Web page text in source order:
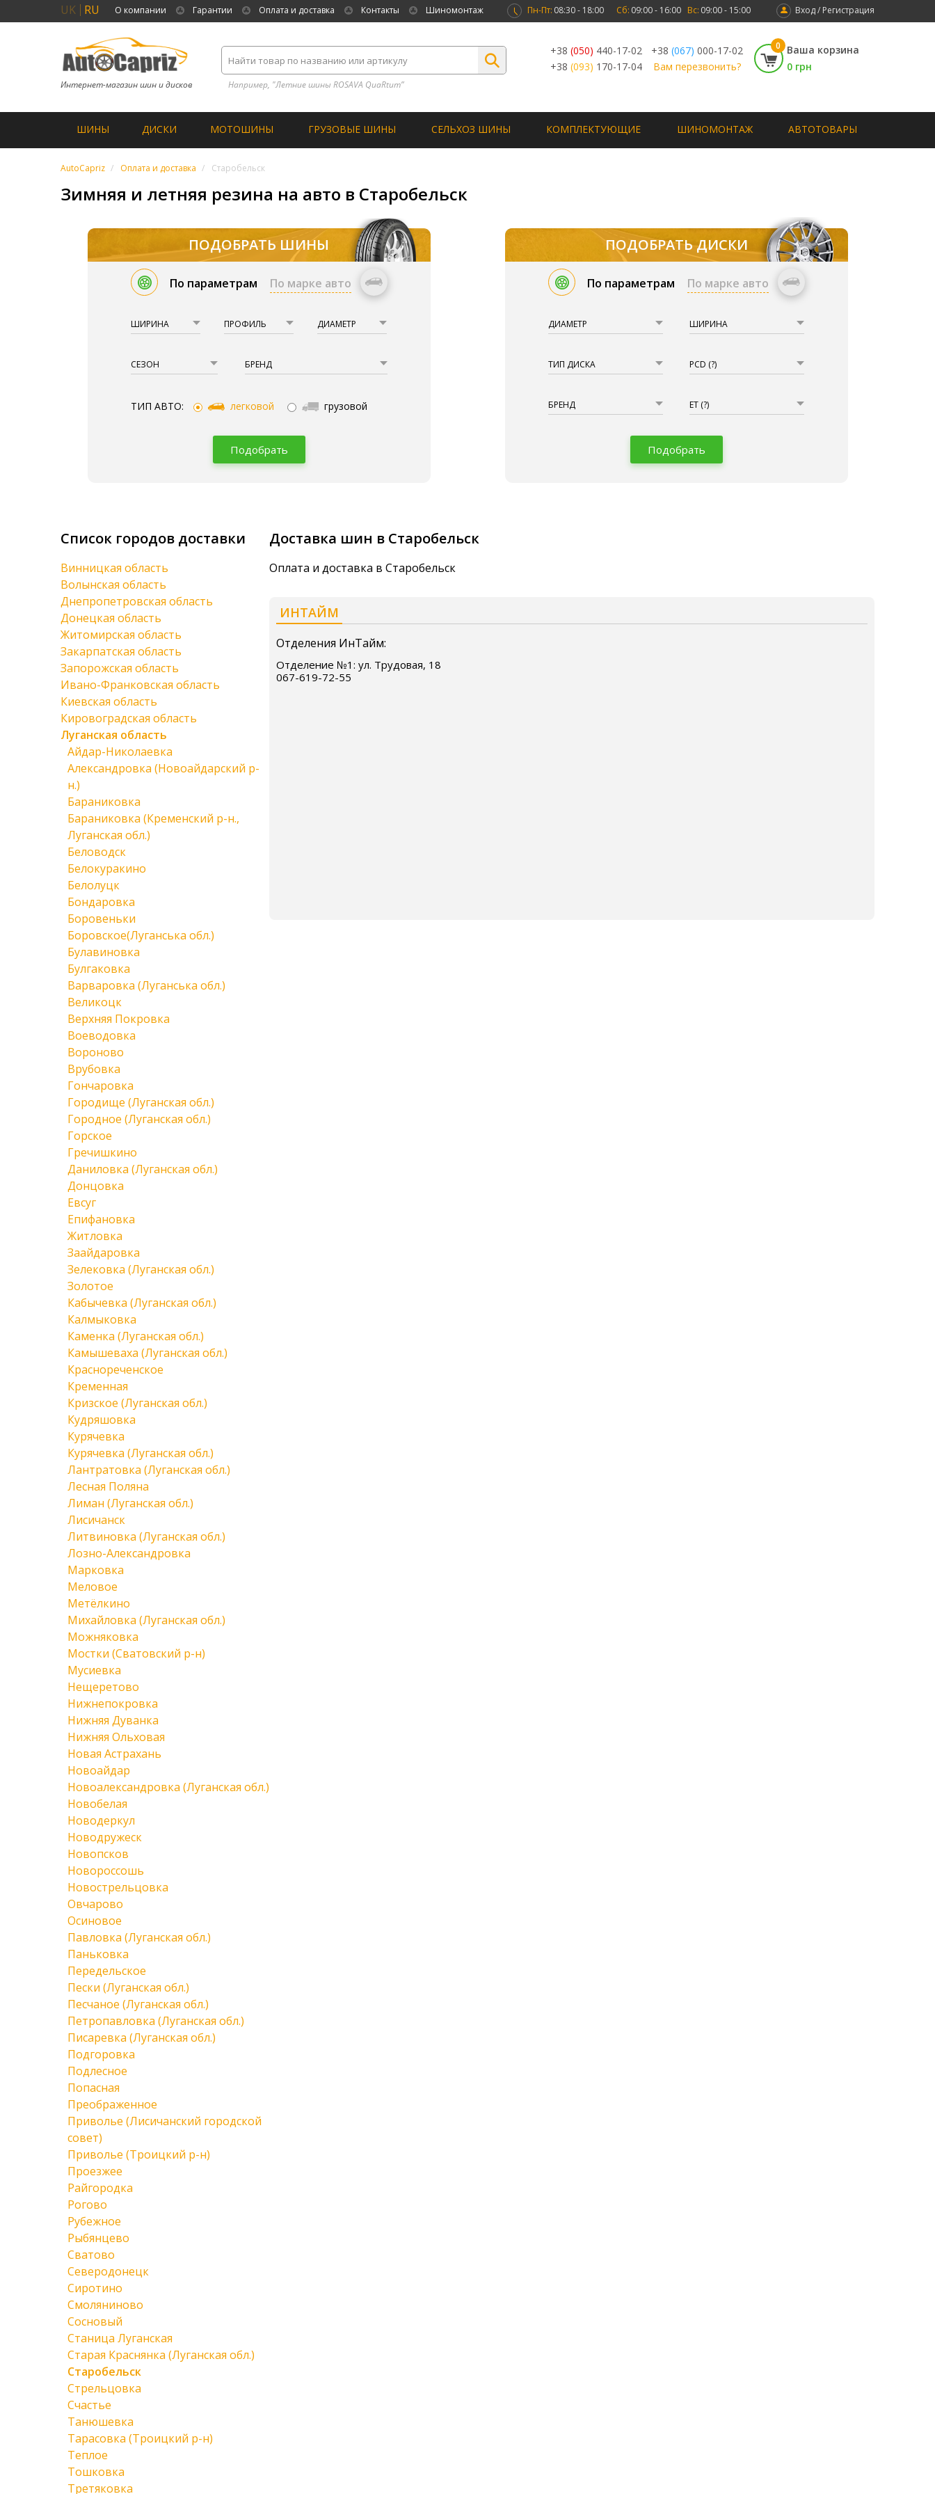
UK RU О компании Гарантии Оплата и доставка Контакты Шиномонтаж Вход / Регистрация
Пн-Пт: 08:30 - 18:00 Сб: 09:00 - 16:00 Вс: 09:00 - 15:00
Интернет-магазин шин и дисков Например, "Летние шины ROSAVA QuaRtum”
+38 (050) 440-17-02 +38 (067) 000-17-02
+38 (093) 170-17-04 Вам перезвонить?
0
Ваша корзина
0 грн
ШИНЫ ДИСКИ МОТОШИНЫ ГРУЗОВЫЕ ШИНЫ СЕЛЬХОЗ ШИНЫ КОМПЛЕКТУЮЩИЕ ШИНОМОНТАЖ АВТОТОВАРЫ
AutoCapriz Оплата и доставка Старобельск
Зимняя и летняя резина на авто в Старобельск
ПОДОБРАТЬ ШИНЫ
По параметрам По марке авто
ШИРИНА ПРОФИЛЬ ДИАМЕТР
СЕЗОН БРЕНД
ТИП АВТО: легковой грузовой
Подобрать
ПОДОБРАТЬ ДИСКИ
По параметрам По марке авто
ДИАМЕТР ШИРИНА
ТИП ДИСКА PCD (?)
БРЕНД ET (?)
Подобрать
Доставка шин в Старобельск
Оплата и доставка в Старобельск
ИНТАЙМ
Отделения ИнТайм:
Отделение №1: ул. Трудовая, 18
067-619-72-55
Список городов доставки
Винницкая область
Волынская область
Днепропетровская область
Донецкая область
Житомирская область
Закарпатская область
Запорожская область
Ивано-Франковская область
Киевская область
Кировоградская область
Луганская область
Айдар-Николаевка
Александровка (Новоайдарский р-
н.)
Бараниковка
Бараниковка (Кременский р-н.,
Луганская обл.)
Беловодск
Белокуракино
Белолуцк
Бондаровка
Боровеньки
Боровское(Луганська обл.)
Булавиновка
Булгаковка
Варваровка (Луганська обл.)
Великоцк
Верхняя Покровка
Воеводовка
Вороново
Врубовка
Гончаровка
Городище (Луганская обл.)
Городное (Луганская обл.)
Горское
Гречишкино
Даниловка (Луганская обл.)
Донцовка
Евсуг
Епифановка
Житловка
Заайдаровка
Зелековка (Луганская обл.)
Золотое
Кабычевка (Луганская обл.)
Калмыковка
Каменка (Луганская обл.)
Камышеваха (Луганская обл.)
Краснореченское
Кременная
Кризское (Луганская обл.)
Кудряшовка
Курячевка
Курячевка (Луганская обл.)
Лантратовка (Луганская обл.)
Лесная Поляна
Лиман (Луганская обл.)
Лисичанск
Литвиновка (Луганская обл.)
Лозно-Александровка
Марковка
Меловое
Метёлкино
Михайловка (Луганская обл.)
Можняковка
Мостки (Сватовский р-н)
Мусиевка
Нещеретово
Нижнепокровка
Нижняя Дуванка
Нижняя Ольховая
Новая Астрахань
Новоайдар
Новоалександровка (Луганская обл.)
Новобелая
Новодеркул
Новодружеск
Новопсков
Новороссошь
Новострельцовка
Овчарово
Осиновое
Павловка (Луганская обл.)
Паньковка
Передельское
Пески (Луганская обл.)
Песчаное (Луганская обл.)
Петропавловка (Луганская обл.)
Писаревка (Луганская обл.)
Подгоровка
Подлесное
Попасная
Преображенное
Приволье (Лисичанский городской
совет)
Приволье (Троицкий р-н)
Проезжее
Райгородка
Рогово
Рубежное
Рыбянцево
Сватово
Северодонецк
Сиротино
Смоляниново
Сосновый
Станица Луганская
Старая Краснянка (Луганская обл.)
Старобельск
Стрельцовка
Счастье
Танюшевка
Тарасовка (Троицкий р-н)
Теплое
Тошковка
Третяковка